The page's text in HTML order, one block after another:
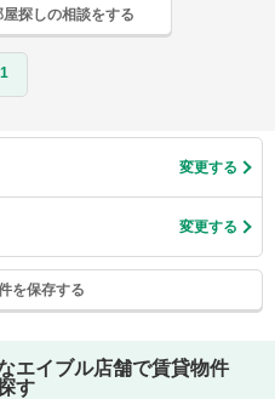
探しの相談をする
1
変更する
変更する
を保存する
エイブル店舗で賃貸物件
す